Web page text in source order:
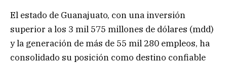
El estado de Guanajuato, con una inversión
superior a los 3 mil 575 millones de dólares (mdd)
y la generación de más de 55 mil 280 empleos, ha
consolidado su posición como destino confiable